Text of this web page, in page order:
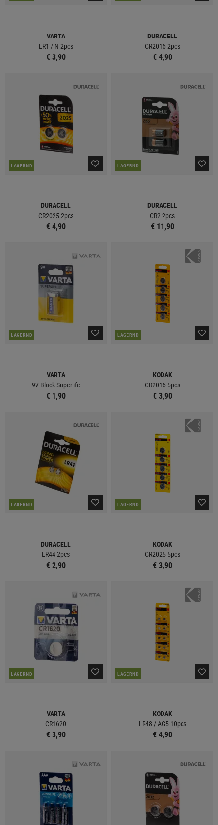
VARTA
LR1 / N 2pcs
€ 3,90
DURACELL
CR2016 2pcs
€ 4,90
LAGERND
DURACELL
CR2025 2pcs
€ 4,90
LAGERND
DURACELL
CR2 2pcs
€ 11,90
LAGERND
VARTA
9V Block Superlife
€ 1,90
LAGERND
KODAK
CR2016 5pcs
€ 3,90
LAGERND
DURACELL
LR44 2pcs
€ 2,90
LAGERND
KODAK
CR2025 5pcs
€ 3,90
LAGERND
VARTA
CR1620
€ 3,90
LAGERND
KODAK
LR48 / AG5 10pcs
€ 4,90